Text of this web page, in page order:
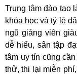
Trung tâm đào tạo
khóa học và tỷ lệ
ngũ giảng viên
dễ hiểu, sân tập
tâm uy tín cũng
thử, thi lại miễn